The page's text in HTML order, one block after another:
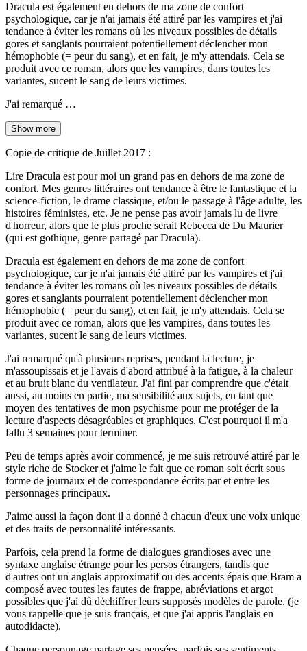
Dracula est également en dehors de ma zone de confort
psychologique, car je n'ai jamais été attiré par les vampires et j'ai
tendance à éviter les romans où les niveaux possibles de détails
gores et sanglants pourraient potentiellement déclencher mon
hémophobie (= peur du sang), et en fait, je m'y attendais. Cela se
produit avec ce roman, alors que les vampires, dans toutes les
variantes, sucent le sang de leurs victimes.
J'ai remarqué …
Show more
Copie de critique de Juillet 2017 :
Lire Dracula est pour moi un grand pas en dehors de ma zone de
confort. Mes genres littéraires ont tendance à être le fantastique et la
science-fiction, le drame classique, et/ou le passage à l'âge adulte, les
histoires féministes, etc. Je ne pense pas avoir jamais lu de livre
d'horreur, alors que le plus proche serait Rebecca de Du Maurier
(qui est gothique, genre partagé par Dracula).
Dracula est également en dehors de ma zone de confort
psychologique, car je n'ai jamais été attiré par les vampires et j'ai
tendance à éviter les romans où les niveaux possibles de détails
gores et sanglants pourraient potentiellement déclencher mon
hémophobie (= peur du sang), et en fait, je m'y attendais. Cela se
produit avec ce roman, alors que les vampires, dans toutes les
variantes, sucent le sang de leurs victimes.
J'ai remarqué qu'à plusieurs reprises, pendant la lecture, je
m'assoupissais et je l'avais d'abord attribué à la fatigue, à la chaleur
et au bruit blanc du ventilateur. J'ai fini par comprendre que c'était
aussi, au moins en partie, ma sensibilité aux sujets, en tant que
moyen des tentatives de mon psychisme pour me protéger de la
lecture d'aspects désagréables et graphiques. C'est pourquoi il m'a
fallu 3 semaines pour terminer.
Peu de temps après avoir commencé, je me suis retrouvé attiré par le
style riche de Stocker et j'aime le fait que ce roman soit écrit sous
forme de journaux et de correspondance écrits par et entre les
personnages principaux.
J'aime aussi la façon dont il a donné à chacun d'eux une voix unique
et des traits de personnalité intéressants.
Parfois, cela prend la forme de dialogues grandioses avec une
syntaxe anglaise étrange pour les persos étrangers, tandis que
d'autres ont un anglais approximatif ou des accents épais que Bram a
composé avec toutes les fautes de frappe, abréviations et argot
possibles que j'ai dû déchiffrer leurs supposés modèles de parole. (je
vous rappelle que je suis français, et que j'ai appris l'anglais en
autodidacte).